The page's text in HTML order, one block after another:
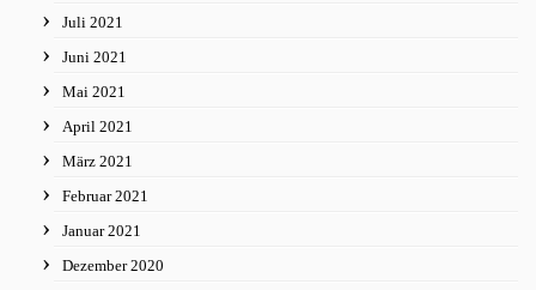
Juli 2021
Juni 2021
Mai 2021
April 2021
März 2021
Februar 2021
Januar 2021
Dezember 2020